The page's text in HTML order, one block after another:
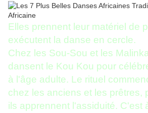
Elles prennent leur matériel de
exécutent la danse en cercle.
Chez les Sou-Sou et les
dansent le Kou Kou pour
à l'âge adulte. Le rituel
chez les anciens et les prêtres,
ils apprennent l'assiduité. C'est